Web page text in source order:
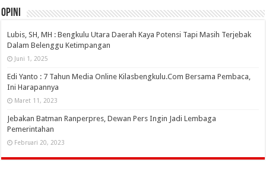
OPINI
Lubis, SH, MH : Bengkulu Utara Daerah Kaya Potensi Tapi Masih Terjebak
Dalam Belenggu Ketimpangan
Juni 1, 2025
Edi Yanto : 7 Tahun Media Online Kilasbengkulu.Com Bersama Pembaca,
Ini Harapannya
Maret 11, 2023
Jebakan Batman Ranperpres, Dewan Pers Ingin Jadi Lembaga
Pemerintahan
Februari 20, 2023